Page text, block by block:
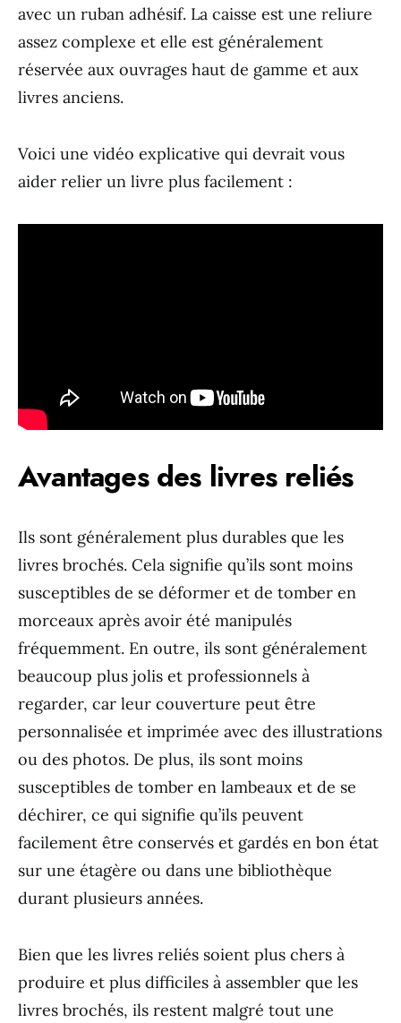
avec un ruban adhésif. La caisse est une reliure
assez complexe et elle est généralement
réservée aux ouvrages haut de gamme et aux
livres anciens.
Voici une vidéo explicative qui devrait vous
aider relier un livre plus facilement :
Avantages des livres reliés
Ils sont généralement plus durables que les
livres brochés. Cela signifie qu’ils sont moins
susceptibles de se déformer et de tomber en
morceaux après avoir été manipulés
fréquemment. En outre, ils sont généralement
beaucoup plus jolis et professionnels à
regarder, car leur couverture peut être
personnalisée et imprimée avec des illustrations
ou des photos. De plus, ils sont moins
susceptibles de tomber en lambeaux et de se
déchirer, ce qui signifie qu’ils peuvent
facilement être conservés et gardés en bon état
sur une étagère ou dans une bibliothèque
durant plusieurs années.
Bien que les livres reliés soient plus chers à
produire et plus difficiles à assembler que les
livres brochés, ils restent malgré tout une